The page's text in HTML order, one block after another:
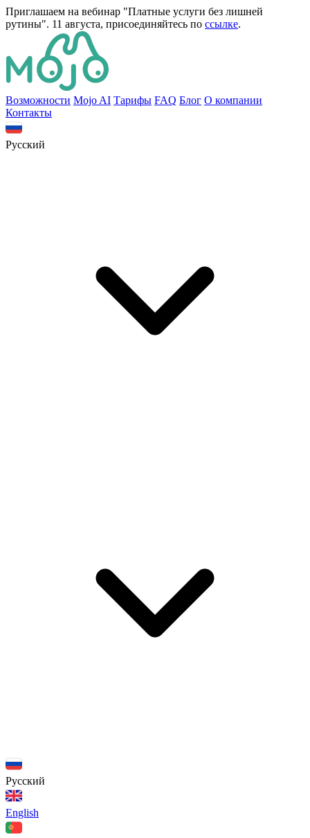
Приглашаем на вебинар "Платные услуги без лишней
рутины". 11 августа, присоединяйтесь по ссылке.
Bозможности Mojo AI Тарифы FAQ Блог О компании
Контакты
Русский
Русский
English